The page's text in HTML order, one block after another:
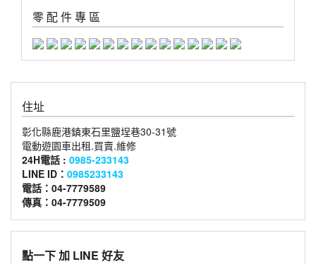
零 配 件 專 區
住址
彰化縣鹿港鎮東石里鹽埕巷30-31號
電動遊園車出租.買賣.維修
24H電話 : 0985-233143
LINE ID： 0985233143
電話：04-7779589
傳真：04-7779509
點一下 加 LINE 好友